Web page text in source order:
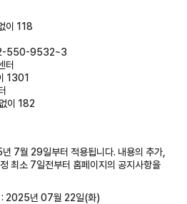
이 118
550-9532~3
터
1301
이 182
7월 29일부터 적용됩니다. 내용의 추가,
최소 7일전부터 홈페이지의 공지사항을
: 2025년 07월 22일(화)